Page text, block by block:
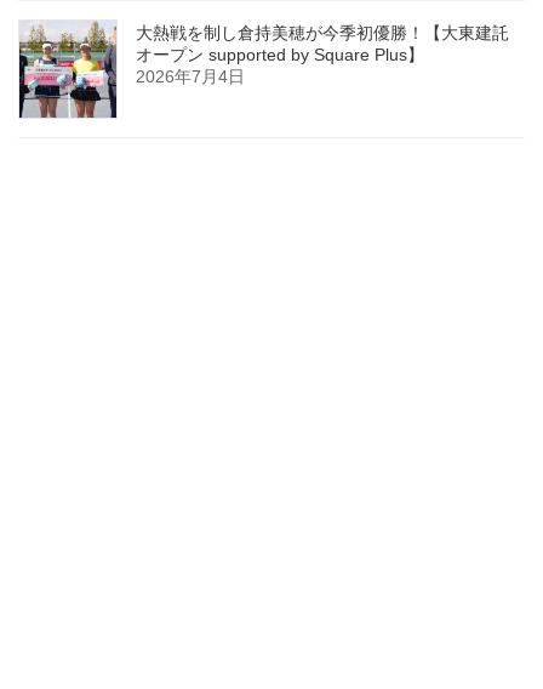
大熱戦を制し倉持美穂が今季初優勝！【大東建託
オープン supported by Square Plus】
2026年7月4日